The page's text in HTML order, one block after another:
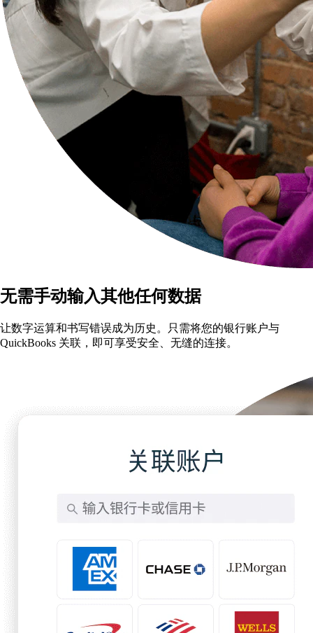
无需手动输入其他任何数据
让数字运算和书写错误成为历史。只需将您的银行账户与
QuickBooks 关联，即可享受安全、无缝的连接。